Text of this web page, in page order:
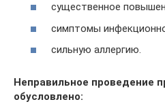
существенное
симптомы
сильную аллергию.
Неправильное проведение
обусловлено: